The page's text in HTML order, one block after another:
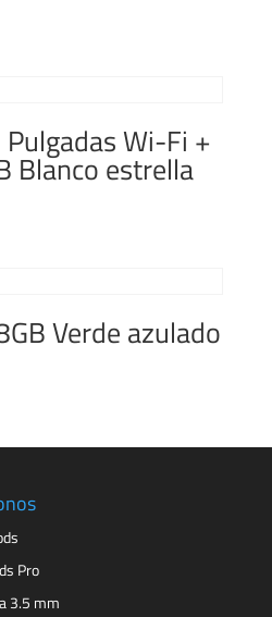
Wi-Fi +
Blanco estrella
Verde azulado
Pro
3.5 mm